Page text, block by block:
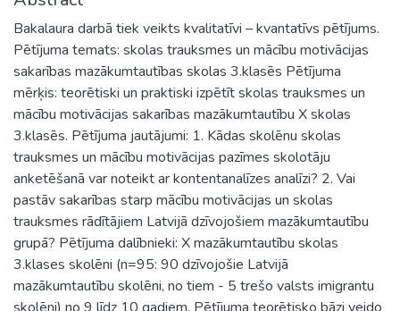
Bakalaura darbā tiek veikts kvalitatīvi – kvantatīvs pētījums.
Pētījuma temats: skolas trauksmes un mācību motivācijas
sakarības mazākumtautības skolas 3.klasēs Pētījuma
mērķis: teorētiski un praktiski izpētīt skolas trauksmes un
mācību motivācijas sakarības mazākumtautību X skolas
3.klasēs. Pētījuma jautājumi: 1. Kādas skolēnu skolas
trauksmes un mācību motivācijas pazīmes skolotāju
anketēšanā var noteikt ar kontentanalīzes analīzi? 2. Vai
pastāv sakarības starp mācību motivācijas un skolas
trauksmes rādītājiem Latvijā dzīvojošiem mazākumtautību
grupā? Pētījuma dalībnieki: X mazākumtautību skolas
3.klases skolēni (n=95: 90 dzīvojošie Latvijā
mazākumtautību skolēni, no tiem - 5 trešo valsts imigrantu